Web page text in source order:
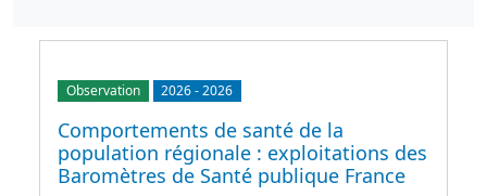
Observation 2026-2026
Comportements de santé de la
population régionale : exploitations des
Baromètres de Santé publique France